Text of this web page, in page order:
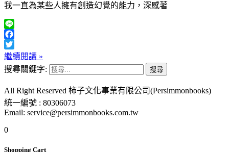
我一直為某些人擁有創造幻覺的能力，深感著
Line
Facebook
Twitter
繼續閱讀 »
搜尋關鍵字:
All Right Reserved 柿子文化事業有限公司(Persimmonbooks)
統一編號 : 80306073
Email: service@persimmonbooks.com.tw
0
Shopping Cart